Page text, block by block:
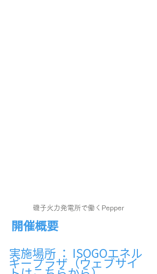
磯子火力発電所で働くPepper
開催概要
実施場所 ： ISOGOエネル
ギープラザ（ウェブサイ